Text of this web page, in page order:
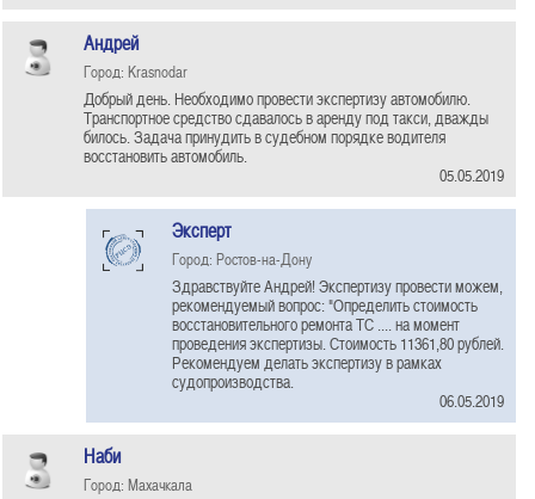
Андрей
Город: Krasnodar
Добрый день. Необходимо провести экспертизу автомобилю.
Транспортное средство сдавалось в аренду под такси, дважды
билось. Задача принудить в судебном порядке водителя
восстановить автомобиль.
05.05.2019
Эксперт
Город: Ростов-на-Дону
Здравствуйте Андрей! Экспертизу провести можем,
рекомендуемый вопрос: "Определить стоимость
восстановительного ремонта ТС .... на момент
проведения экспертизы. Стоимость 11361,80 рублей.
Рекомендуем делать экспертизу в рамках
судопроизводства.
06.05.2019
Наби
Город: Махачкала